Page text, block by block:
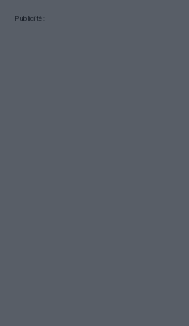
Publicité: